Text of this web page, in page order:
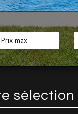
sélection